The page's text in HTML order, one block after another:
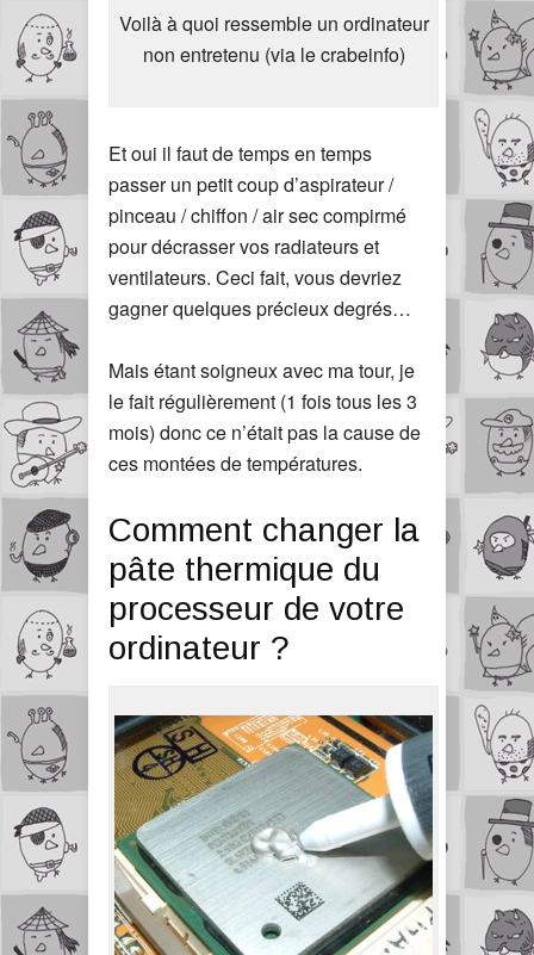
Voilà à quoi ressemble un ordinateur
non entretenu (via le crabeinfo)
Et oui il faut de temps en temps
passer un petit coup d’aspirateur /
pinceau / chiffon / air sec compirmé
pour décrasser vos radiateurs et
ventilateurs. Ceci fait, vous devriez
gagner quelques précieux degrés…
Mais étant soigneux avec ma tour, je
le fait régulièrement (1 fois tous les 3
mois) donc ce n’était pas la cause de
ces montées de températures.
Comment changer la
pâte thermique du
processeur de votre
ordinateur ?